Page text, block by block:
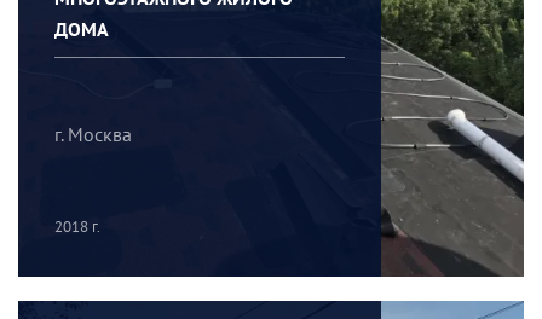
ДОМА
г. Москва
2018 г.